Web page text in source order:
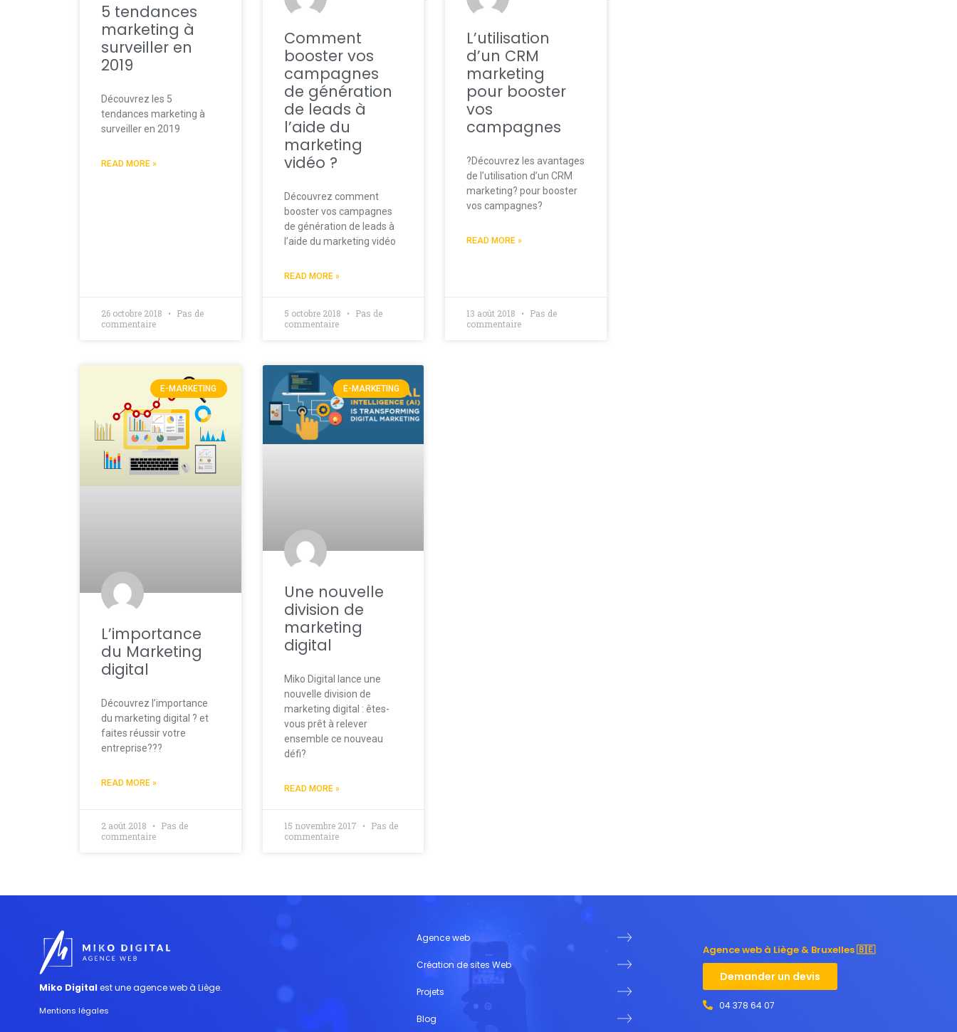
5 tendances
marketing à
surveiller en
2019
Découvrez les 5
tendances marketing à
surveiller en 2019
READ MORE »
26 octobre 2018
Pas de
commentaire
Comment
booster vos
campagnes
de génération
de leads à
l’aide du
marketing
vidéo ?
Découvrez comment
booster vos campagnes
de génération de leads à
l’aide du marketing vidéo
READ MORE »
5 octobre 2018
Pas de
commentaire
L’utilisation
d’un CRM
marketing
pour booster
vos
campagnes
?Découvrez les avantages
de l’utilisation d’un CRM
marketing? pour booster
vos campagnes?
READ MORE »
13 août 2018
Pas de
commentaire
E-MARKETING
L’importance
du Marketing
digital
Découvrez l’importance
du marketing digital ? et
faites réussir votre
entreprise???
READ MORE »
2 août 2018
Pas de
commentaire
E-MARKETING
Une nouvelle
division de
marketing
digital
Miko Digital lance une
nouvelle division de
marketing digital : êtes-
vous prêt à relever
ensemble ce nouveau
défi?
READ MORE »
15 novembre 2017
Pas de
commentaire
Miko Digital est une agence web à Liège.
Mentions légales
Agence web
Création de sites Web
Projets
Blog
Agence web à Liège & Bruxelles 🇧🇪
Demander un devis
04 378 64 07